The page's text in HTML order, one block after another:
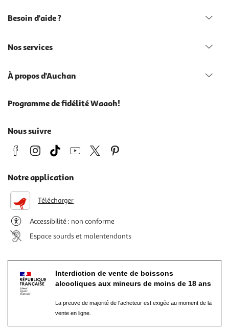
Besoin d'aide ?
Nos services
À propos d'Auchan
Programme de fidélité Waaoh!
Nous suivre
Notre application
Télécharger
Accessibilité : non conforme
Espace sourds et malentendants
Interdiction de vente de boissons
alcooliques aux mineurs de moins de 18 ans
La preuve de majorité de l'acheteur est exigée au moment de la
vente en ligne.